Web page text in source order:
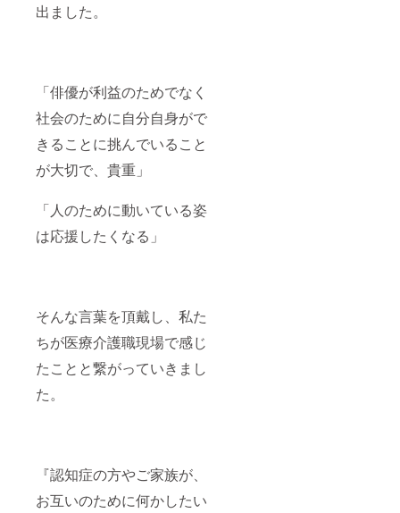
出ました。
「俳優が利益のためでなく
社会のために自分自身がで
きることに挑んでいること
が大切で、貴重」
「人のために動いている姿
は応援したくなる」
そんな言葉を頂戴し、私た
ちが医療介護職現場で感じ
たことと繋がっていきまし
た。
『認知症の方やご家族が、
お互いのために何かしたい